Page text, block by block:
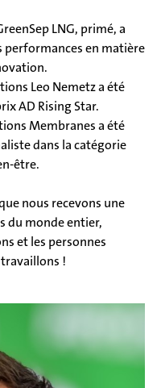
LNG, primé, a
performances en matière
Leo Nemetz a été
AD Rising Star.
Membranes a été
dans la catégorie
être.
nous recevons une
du monde entier,
et les personnes
!